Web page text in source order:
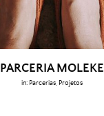
PARCERIA MOLEKE
in: Parcerias, Projetos